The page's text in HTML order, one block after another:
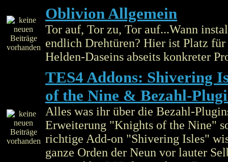
Oblivion Allgemein
Tor auf, Tor zu, Tor auf...Wann
endlich Drehtüren? Hier ist Platz für
Helden-Daseins abseits konkreter
TES4 Addons: Shivering
of the Nine & Bezahl-
Alles was ihr über die Bezahl-
Erweiterung "Knights of the Nine"
richtige Add-on "Shivering Isles"
ganze Orden der Neun vor lauter